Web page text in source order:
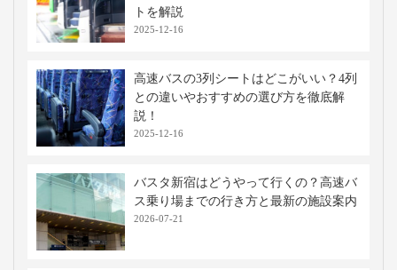
トを解説
2025-12-16
高速バスの3列シートはどこがいい？4列
との違いやおすすめの選び方を徹底解
説！
2025-12-16
バスタ新宿はどうやって行くの？高速バ
ス乗り場までの行き方と最新の施設案内
2026-07-21